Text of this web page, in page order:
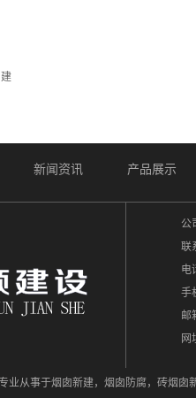
新闻资讯 产品展示
公
联
电
手
邮
网
业从事于烟囱新建，烟囱防腐，砖烟